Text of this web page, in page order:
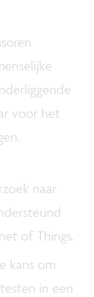
voor het
naar
of Things.
kans om
in een